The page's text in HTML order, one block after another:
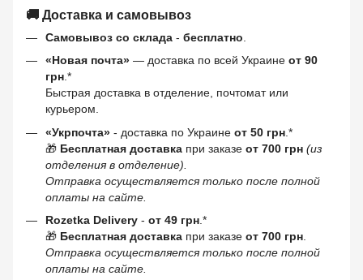
🚚 Доставка и самовывоз
Самовывоз со склада - бесплатно
«Новая почта» — доставка по всей Украине от 90
грн.*
Быстрая доставка в отделение, почтомат или
курьером.
«Укрпочта» - доставка по Украине от 50 грн .*
🎁 Бесплатная доставка при заказе от 700 грн (из
отделения в отделение).
Отправка осуществляется только после полной
оплаты на сайте.
Rozetka Delivery - от 49 грн .*
🎁 Бесплатная доставка при заказе от 700 грн
Отправка осуществляется только после полной
оплаты на сайте.